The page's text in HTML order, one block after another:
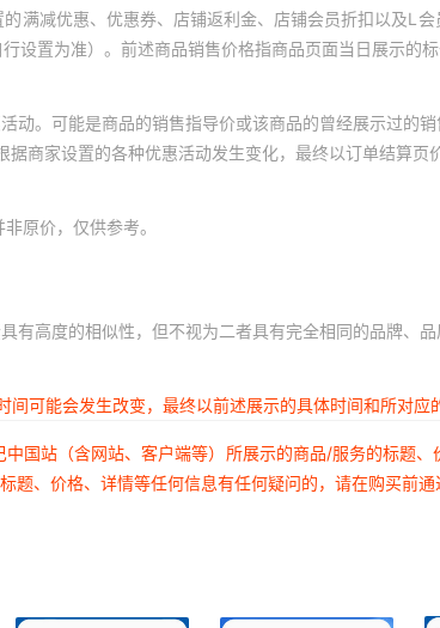
满减优惠、优惠券、店铺返利金、店铺会员折扣以及L
置为准）。前述商品销售价格指商品页面当日展示的
。可能是商品的销售指导价或该商品的曾经展示过的销
商家设置的各种优惠活动发生变化，最终以订单结算页
原价，仅供参考。
高度的相似性，但不视为二者具有完全相同的品牌、品
可能会发生改变，最终以前述展示的具体时间和所对应
国站（含网站、客户端等）所展示的商品/服务的标题
、价格、详情等任何信息有任何疑问的，请在购买前